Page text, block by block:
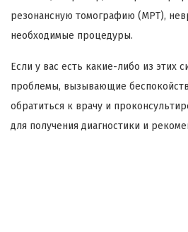
резонансную томографию (МРТ),
необходимые процедуры.
Если у вас есть какие-либо из этих
проблемы, вызывающие
обратиться к врачу и
для получения диагностики и